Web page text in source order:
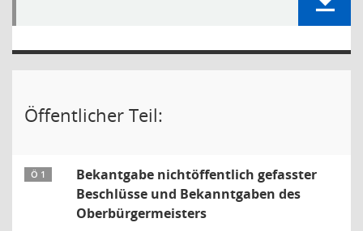
Öffentlicher Teil:
Ö 1
Bekantgabe nichtöffentlich gefasster
Beschlüsse und Bekanntgaben des
Oberbürgermeisters